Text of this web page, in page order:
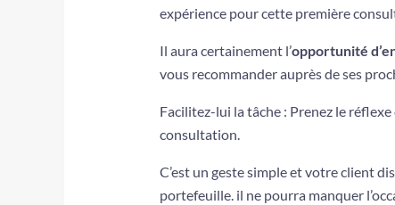
expérience pour cette première
Il aura certainement l’opportunité
vous recommander auprès de ses
Facilitez-lui la tâche : Prenez le
consultation.
C’est un geste simple et votre client
portefeuille. il ne pourra manquer